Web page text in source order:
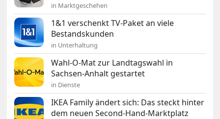
in Marktgeschehen
1&1 verschenkt TV-Paket an viele
Bestandskunden
in Unterhaltung
Wahl-O-Mat zur Landtagswahl in
Sachsen-Anhalt gestartet
in Dienste
IKEA Family ändert sich: Das steckt hinter
dem neuen Second-Hand-Marktplatz